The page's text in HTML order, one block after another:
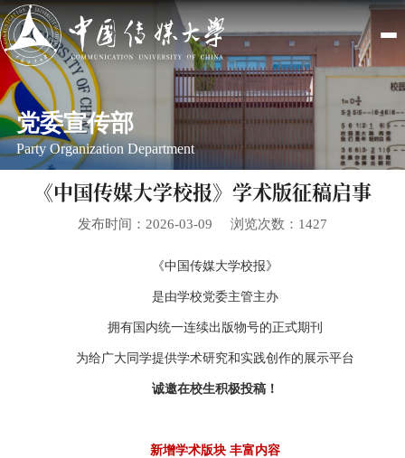
党委宣传部
Party Organization Department
《中国传媒大学校报》学术版征稿启事
发布时间：2026-03-09 浏览次数： 1427
《中国传媒大学校报》
是由学校党委主管主办
拥有国内统一连续出版物号的正式期刊
为给广大同学提供学术研究和实践创作的展示平台
诚邀在校生积极投稿！
新增学术版块 丰富内容